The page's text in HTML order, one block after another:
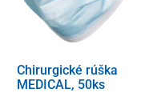
Chirurgické rúška
MEDICAL, 50ks